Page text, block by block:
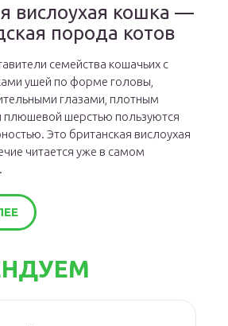
вислоухая кошка —
порода котов
семейства кошачьих с
ушей по форме головы,
глазами, плотным
плюшевой шерстью пользуются
Это британская вислоухая
читается уже в самом